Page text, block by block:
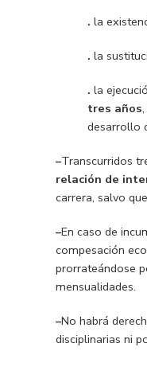
. la
. la
. la
tres años
desarrollo
–Transcurridos
relación de
carrera, salvo
–En caso de
compesación
prorrateándose
mensualidades.
–No habrá
disciplinarias ni